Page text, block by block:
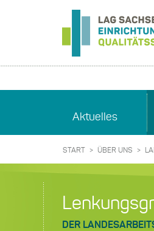
LAG
-
Qualitätssicherung
Aktuelles
START ÜBER UNS
DER